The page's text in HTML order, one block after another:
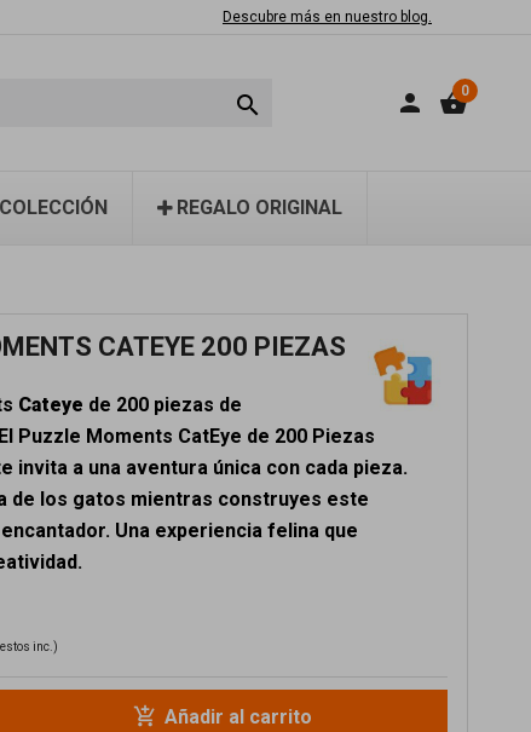
Descubre más en nuestro blog.
 person shopping_basket0
REGALO ORIGINAL
CATEYE 200 PIEZAS
Cateye de 200 piezas de
Puzzle Moments CatEye de 200 Piezas
invita a una aventura única con cada pieza.
de los gatos mientras construyes este
Una experiencia felina que
inc.)
add_shopping_cart Añadir al carrito